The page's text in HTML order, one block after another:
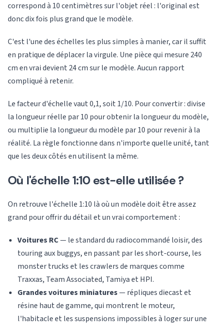
correspond à 10 centimètres sur l'objet réel : l'original est
donc dix fois plus grand que le modèle.
C'est l'une des échelles les plus simples à manier, car il suffit
en pratique de déplacer la virgule. Une pièce qui mesure 240
cm en vrai devient 24 cm sur le modèle. Aucun rapport
compliqué à retenir.
Le facteur d'échelle vaut 0,1, soit 1/10. Pour convertir : divise
la longueur réelle par 10 pour obtenir la longueur du modèle,
ou multiplie la longueur du modèle par 10 pour revenir à la
réalité. La règle fonctionne dans n'importe quelle unité, tant
que les deux côtés en utilisent la même.
Où l'échelle 1:10 est-elle utilisée ?
On retrouve l'échelle 1:10 là où un modèle doit être assez
grand pour offrir du détail et un vrai comportement :
Voitures RC— le standard du radiocommandé loisir, des
touring aux buggys, en passant par les short-course, les
monster trucks et les crawlers de marques comme
Traxxas, Team Associated, Tamiya et HPI.
Grandes voitures miniatures— répliques diecast et
résine haut de gamme, qui montrent le moteur,
l'habitacle et les suspensions impossibles à loger sur une